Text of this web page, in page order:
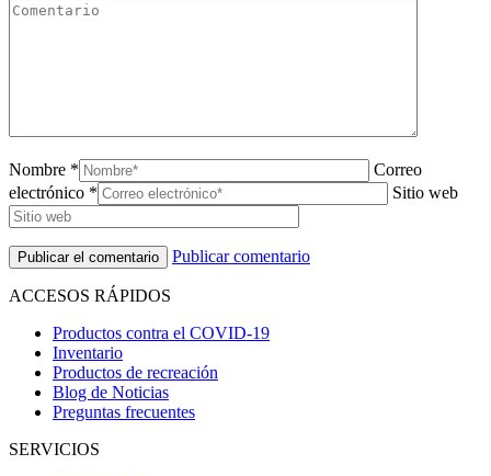
Nombre *
Correo
electrónico *
Sitio web
Publicar comentario
ACCESOS RÁPIDOS
Productos contra el COVID-19
Inventario
Productos de recreación
Blog de Noticias
Preguntas frecuentes
SERVICIOS